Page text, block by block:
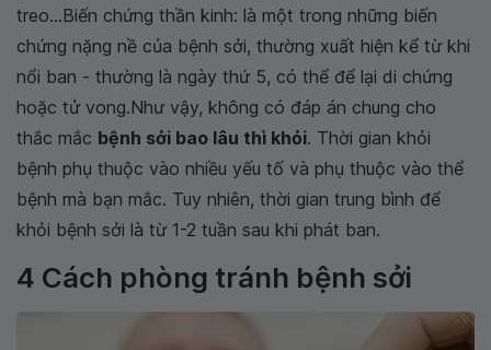
treo...Biến chứng thần kinh: là một trong những biến
chứng nặng nề của bệnh sởi, thường xuất hiện kể từ khi
nổi ban - thường là ngày thứ 5, có thể để lại di chứng
hoặc tử vong.Như vậy, không có đáp án chung cho
thắc mắc bệnh sởi bao lâu thì khỏi. Thời gian khỏi
bệnh phụ thuộc vào nhiều yếu tố và phụ thuộc vào thể
bệnh mà bạn mắc. Tuy nhiên, thời gian trung bình để
khỏi bệnh sởi là từ 1-2 tuần sau khi phát ban.
4 Cách phòng tránh bệnh sởi